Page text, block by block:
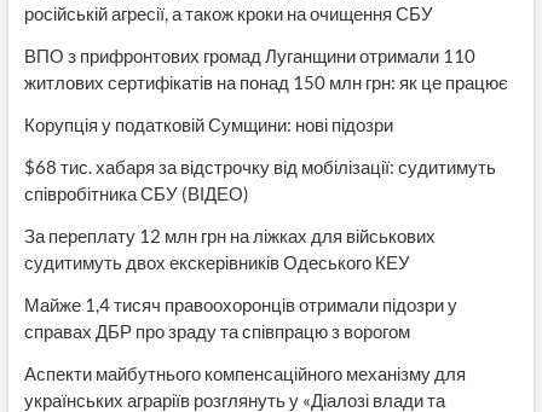
російській агресії, а також кроки на очищення СБУ
ВПО з прифронтових громад Луганщини отримали 110
житлових сертифікатів на понад 150 млн грн: як це працює
Корупція у податковій Сумщини: нові підозри
$68 тис. хабаря за відстрочку від мобілізації: судитимуть
співробітника СБУ (ВІДЕО)
За переплату 12 млн грн на ліжках для військових
судитимуть двох екскерівників Одеського КЕУ
Майже 1,4 тисяч правоохоронців отримали підозри у
справах ДБР про зраду та співпрацю з ворогом
Аспекти майбутнього компенсаційного механізму для
українських аграріїв розглянуть у «Діалозі влади та